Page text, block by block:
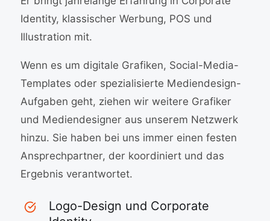
Identity, klassischer Werbung, POS und
Illustration mit.
Wenn es um digitale Grafiken, Social-Media-
Templates oder spezialisierte Mediendesign-
Aufgaben geht, ziehen wir weitere Grafiker
und Mediendesigner aus unserem Netzwerk
hinzu. Sie haben bei uns immer einen festen
Ansprechpartner, der koordiniert und das
Ergebnis verantwortet.
Logo-Design und Corporate